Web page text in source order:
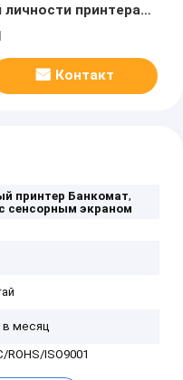
принтера
денег A4
Контакт
принтер Банкомат,
сенсорным экраном
в месяц
ROHS/ISO9001